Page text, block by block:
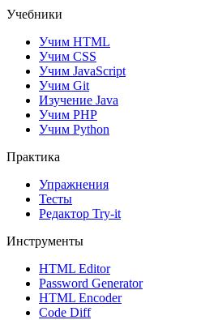
Учебники
Учим HTML
Учим CSS
Учим JavaScript
Учим Git
Изучение Java
Учим PHP
Учим Python
Практика
Упражнения
Тесты
Редактор Try-it
Инструменты
HTML Editor
Password Generator
HTML Encoder
Code Diff